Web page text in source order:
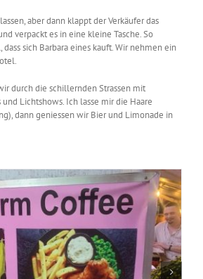
aber dann klappt der Verkäufer das
verpackt es in eine kleine Tasche. So
dass sich Barbara eines kauft. Wir nehmen ein
durch die schillernden Strassen mit
Lichtshows. Ich lasse mir die Haare
dann geniessen wir Bier und Limonade in